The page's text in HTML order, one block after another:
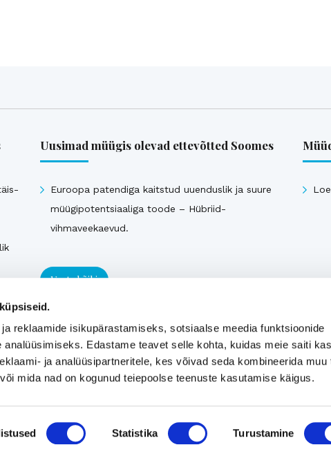
reklaamide isikupärastamiseks, sotsiaalse meedia funktsioonide
Edastame teavet selle kohta, kuidas meie saiti
ja analüüsipartneritele, kes võivad seda kombineerida muu
mida nad on kogunud teiepoolse teenuste kasutamise käigus.
Statistika Turustamine
Uusimad müügis olevad ettevõtted Soomes
Euroopa patendiga kaitstud uuenduslik ja suure
müügipotentsiaaliga toode – Hübriid-
vihmaveekaevud.
Vaata kõiki